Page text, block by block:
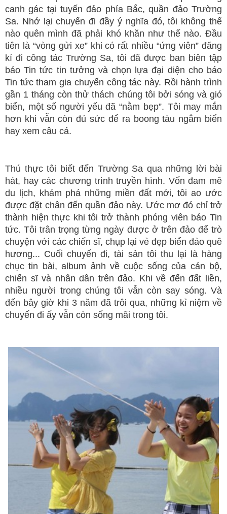
canh gác tại tuyến đảo phía Bắc, quần đảo Trường
Sa. Nhớ lại chuyến đi đầy ý nghĩa đó, tôi không thể
nào quên mình đã phải khó khăn như thế nào. Đầu
tiên là “vòng gửi xe” khi có rất nhiều “ứng viên” đăng
kí đi công tác Trường Sa, tôi đã được ban biên tập
báo Tin tức tin tưởng và chọn lựa đại diện cho báo
Tin tức tham gia chuyến công tác này. Rồi hành trình
gần 1 tháng còn thử thách chúng tôi bởi sóng và gió
biển, một số người yếu đã “nằm bẹp”. Tôi may mắn
hơn khi vẫn còn đủ sức để ra boong tàu ngắm biển
hay xem câu cá.
Thú thực tôi biết đến Trường Sa qua những lời bài
hát, hay các chương trình truyền hình. Vốn đam mê
du lịch, khám phá những miền đất mới, tôi ao ước
được đặt chân đến quần đảo này. Ước mơ đó chỉ trở
thành hiện thực khi tôi trở thành phóng viên báo Tin
tức. Tôi trân trọng từng ngày được ở trên đảo để trò
chuyện với các chiến sĩ, chụp lại vẻ đẹp biển đảo quê
hương... Cuối chuyến đi, tài sản tôi thu lại là hàng
chục tin bài, album ảnh về cuộc sống của cán bộ,
chiến sĩ và nhân dân trên đảo. Khi về đến đất liền,
nhiều người trong chúng tôi vẫn còn say sóng. Và
đến bây giờ khi 3 năm đã trôi qua, những kỉ niệm về
chuyến đi ấy vẫn còn sống mãi trong tôi.